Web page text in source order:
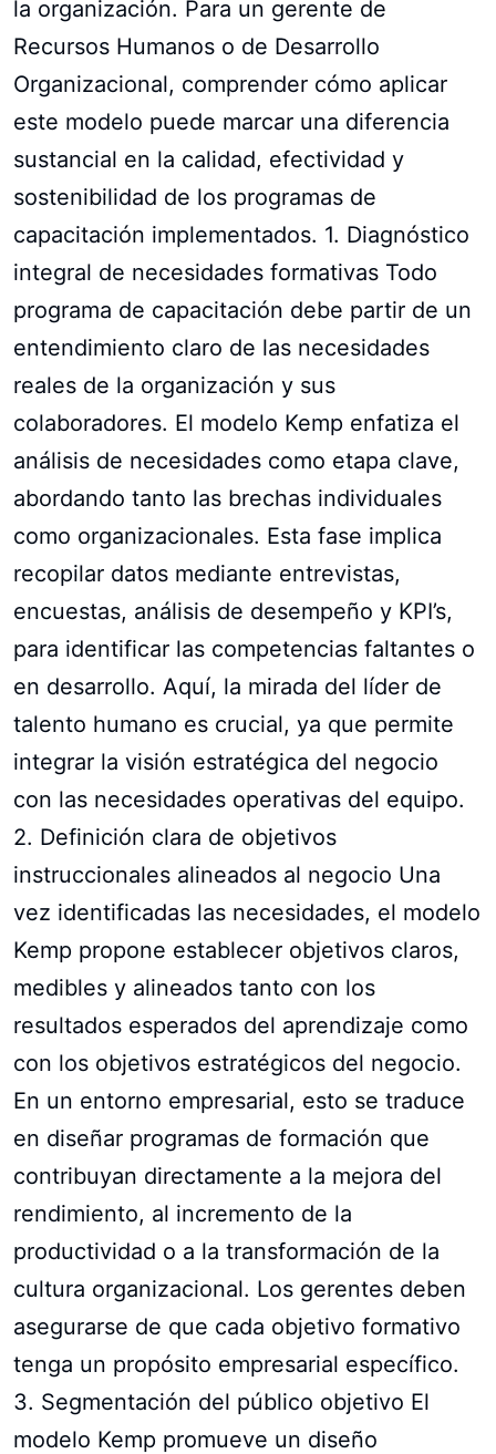
la organización. Para un gerente de
Recursos Humanos o de Desarrollo
Organizacional, comprender cómo aplicar
este modelo puede marcar una diferencia
sustancial en la calidad, efectividad y
sostenibilidad de los programas de
capacitación implementados. 1. Diagnóstico
integral de necesidades formativas Todo
programa de capacitación debe partir de un
entendimiento claro de las necesidades
reales de la organización y sus
colaboradores. El modelo Kemp enfatiza el
análisis de necesidades como etapa clave,
abordando tanto las brechas individuales
como organizacionales. Esta fase implica
recopilar datos mediante entrevistas,
encuestas, análisis de desempeño y KPI’s,
para identificar las competencias faltantes o
en desarrollo. Aquí, la mirada del líder de
talento humano es crucial, ya que permite
integrar la visión estratégica del negocio
con las necesidades operativas del equipo.
2. Definición clara de objetivos
instruccionales alineados al negocio Una
vez identificadas las necesidades, el modelo
Kemp propone establecer objetivos claros,
medibles y alineados tanto con los
resultados esperados del aprendizaje como
con los objetivos estratégicos del negocio.
En un entorno empresarial, esto se traduce
en diseñar programas de formación que
contribuyan directamente a la mejora del
rendimiento, al incremento de la
productividad o a la transformación de la
cultura organizacional. Los gerentes deben
asegurarse de que cada objetivo formativo
tenga un propósito empresarial específico.
3. Segmentación del público objetivo El
modelo Kemp promueve un diseño